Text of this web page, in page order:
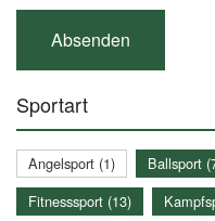
Sportart
Angelsport (1) Ballsport
Fitnesssport (13)